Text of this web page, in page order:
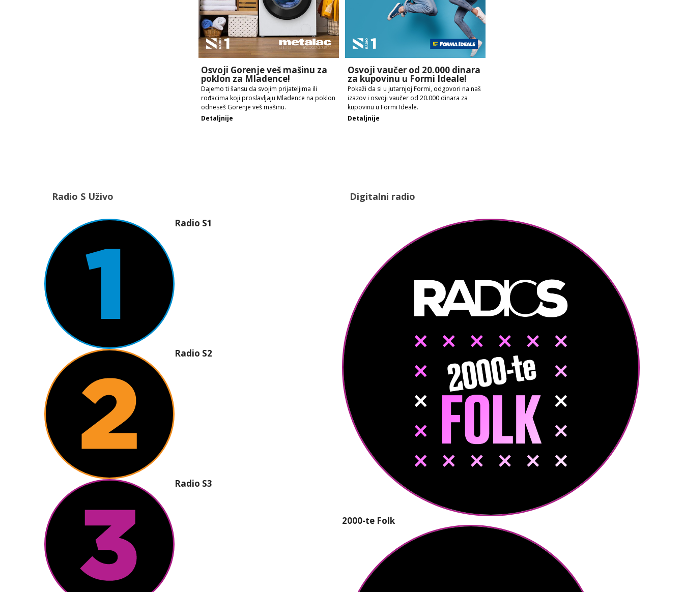
Osvoji Gorenje veš mašinu za
poklon za Mladence!
Dajemo ti šansu da svojim prijateljima ili
rođacima koji proslavljaju Mladence na poklon
odneseš Gorenje veš mašinu.
Detaljnije
Osvoji vaučer od 20.000 dinara
za kupovinu u Formi Ideale!
Pokaži da si u jutarnjoj Formi, odgovori na naš
izazov i osvoji vaučer od 20.000 dinara za
kupovinu u Formi Ideale.
Detaljnije
Radio S Uživo
Radio S1
Radio S2
Radio S3
Digitalni radio
2000-te Folk